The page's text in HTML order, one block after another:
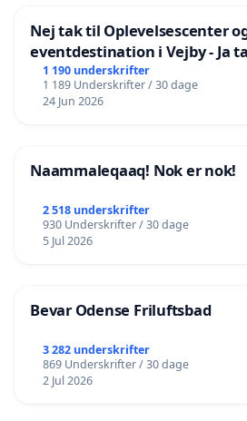
Nej tak til Oplevelsescenter
eventdestination i Vejby - Ja
lokalområde i balance
1 190 underskrifter
1 189 Underskrifter / 30 dage
24 Jun 2026
Naammaleqaaq! Nok er nok!
2 518 underskrifter
930 Underskrifter / 30 dage
5 Jul 2026
Bevar Odense Friluftsbad
3 282 underskrifter
869 Underskrifter / 30 dage
2 Jul 2026